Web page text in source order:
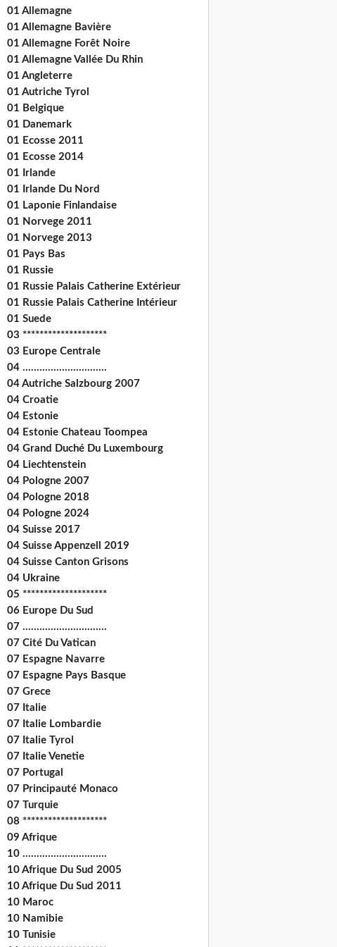
01 Allemagne
01 Allemagne Bavière
01 Allemagne Forêt Noire
01 Allemagne Vallée Du Rhin
01 Angleterre
01 Autriche Tyrol
01 Belgique
01 Danemark
01 Ecosse 2011
01 Ecosse 2014
01 Irlande
01 Irlande Du Nord
01 Laponie Finlandaise
01 Norvege 2011
01 Norvege 2013
01 Pays Bas
01 Russie
01 Russie Palais Catherine Extérieur
01 Russie Palais Catherine Intérieur
01 Suede
03 ********************
03 Europe Centrale
04 ..............................
04 Autriche Salzbourg 2007
04 Croatie
04 Estonie
04 Estonie Chateau Toompea
04 Grand Duché Du Luxembourg
04 Liechtenstein
04 Pologne 2007
04 Pologne 2018
04 Pologne 2024
04 Suisse 2017
04 Suisse Appenzell 2019
04 Suisse Canton Grisons
04 Ukraine
05 ********************
06 Europe Du Sud
07 ..............................
07 Cité Du Vatican
07 Espagne Navarre
07 Espagne Pays Basque
07 Grece
07 Italie
07 Italie Lombardie
07 Italie Tyrol
07 Italie Venetie
07 Portugal
07 Principauté Monaco
07 Turquie
08 ********************
09 Afrique
10 ..............................
10 Afrique Du Sud 2005
10 Afrique Du Sud 2011
10 Maroc
10 Namibie
10 Tunisie